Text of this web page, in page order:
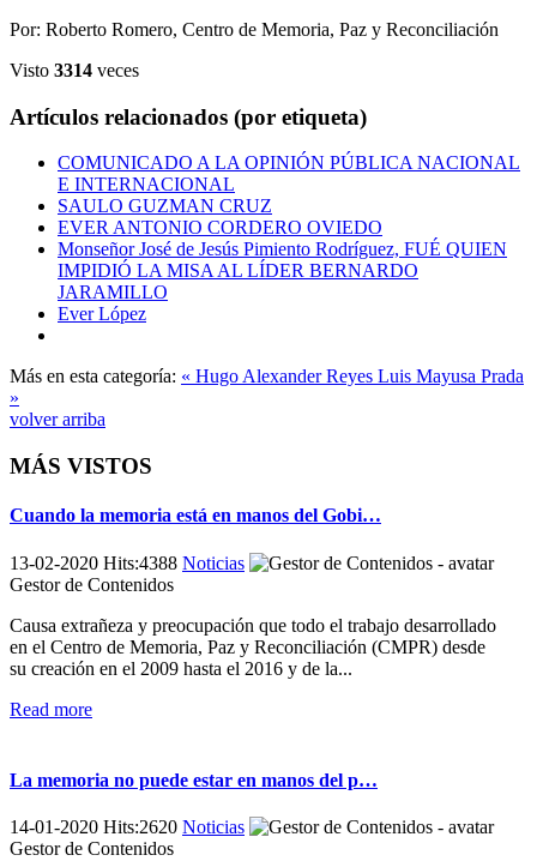
Por: Roberto Romero, Centro de Memoria, Paz y Reconciliación
Visto 3314 veces
Artículos relacionados (por etiqueta)
COMUNICADO A LA OPINIÓN PÚBLICA NACIONAL
E INTERNACIONAL
SAULO GUZMAN CRUZ
EVER ANTONIO CORDERO OVIEDO
Monseñor José de Jesús Pimiento Rodríguez, FUÉ QUIEN
IMPIDIÓ LA MISA AL LÍDER BERNARDO
JARAMILLO
Ever López
Más en esta categoría: « Hugo Alexander Reyes Luis Mayusa Prada
»
volver arriba
MÁS VISTOS
Cuando la memoria está en manos del Gobi…
13-02-2020 Hits:4388 Noticias
Gestor de Contenidos
Causa extrañeza y preocupación que todo el trabajo desarrollado
en el Centro de Memoria, Paz y Reconciliación (CMPR) desde
su creación en el 2009 hasta el 2016 y de la...
Read more
La memoria no puede estar en manos del p…
14-01-2020 Hits:2620 Noticias
Gestor de Contenidos